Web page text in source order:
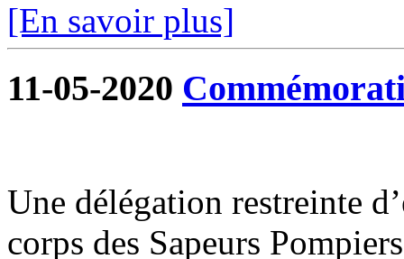
[En savoir plus]
11-05-2020
Une délégation restreinte
corps des Sapeurs